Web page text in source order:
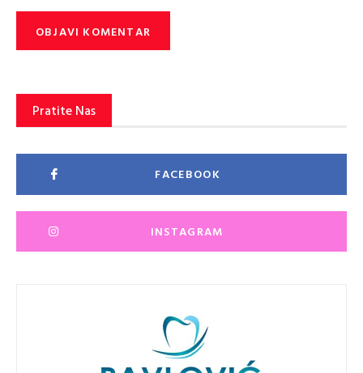
Pratite Nas
FACEBOOK
INSTAGRAM